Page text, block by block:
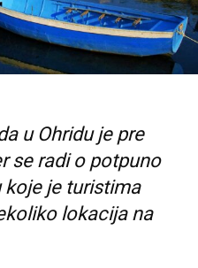
u Ohridu je pre
se radi o potpuno
koje je turistima
lokacija na